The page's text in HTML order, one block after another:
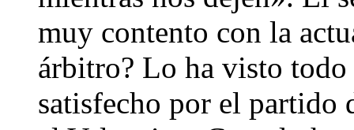
muy contento con la
árbitro? Lo ha visto todo
satisfecho por el partido